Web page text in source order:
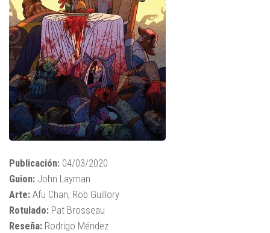
Publicación: 04/03/2020
Guion: John Layman
Arte: Afu Chan, Rob Guillory
Rotulado: Pat Brosseau
Reseña: Rodrigo Méndez